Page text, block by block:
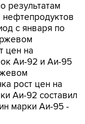
результатам
нефтепродуктов
с января по
цен на
Аи-92 и Аи-95
рост цен на
Аи-92 составил
марки Аи-95 -